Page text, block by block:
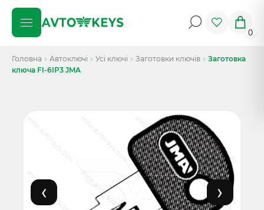
0
Головна Автоключі Усі ключі Заготовки ключів
Заготовка
ключа FI-6IP3 JMA